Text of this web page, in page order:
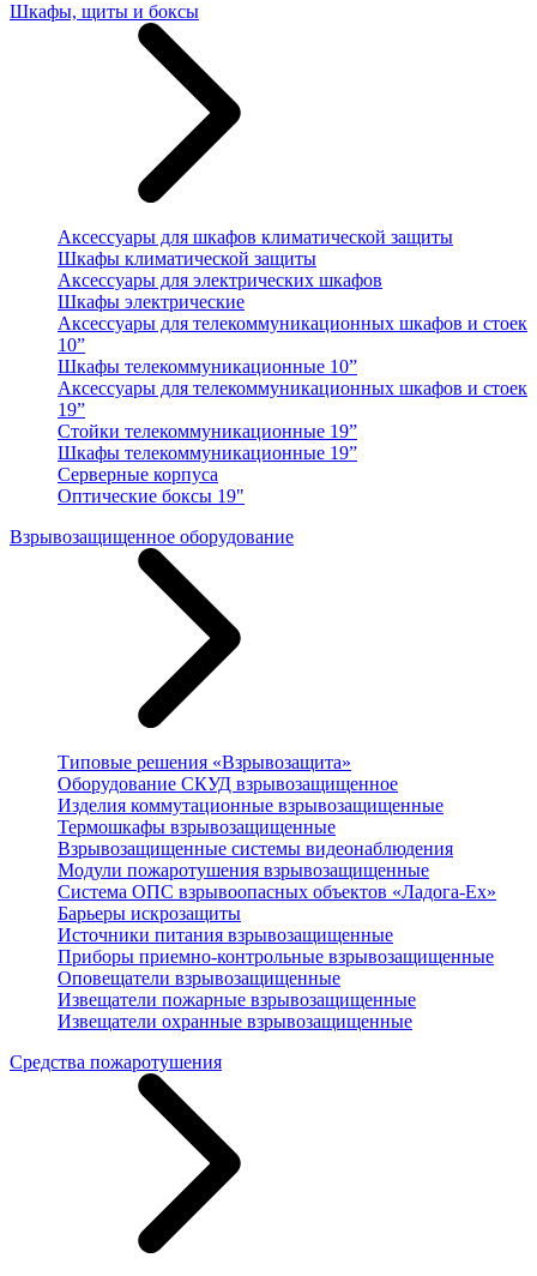
Шкафы, щиты и боксы
Аксессуары для шкафов климатической защиты
Шкафы климатической защиты
Аксессуары для электрических шкафов
Шкафы электрические
Аксессуары для телекоммуникационных шкафов и стоек
10”
Шкафы телекоммуникационные 10”
Аксессуары для телекоммуникационных шкафов и стоек
19”
Стойки телекоммуникационные 19”
Шкафы телекоммуникационные 19”
Серверные корпуса
Оптические боксы 19"
Взрывозащищенное оборудование
Типовые решения «Взрывозащита»
Оборудование СКУД взрывозащищенное
Изделия коммутационные взрывозащищенные
Термошкафы взрывозащищенные
Взрывозащищенные системы видеонаблюдения
Модули пожаротушения взрывозащищенные
Система ОПС взрывоопасных объектов «Ладога-Ex»
Барьеры искрозащиты
Источники питания взрывозащищенные
Приборы приемно-контрольные взрывозащищенные
Оповещатели взрывозащищенные
Извещатели пожарные взрывозащищенные
Извещатели охранные взрывозащищенные
Средства пожаротушения